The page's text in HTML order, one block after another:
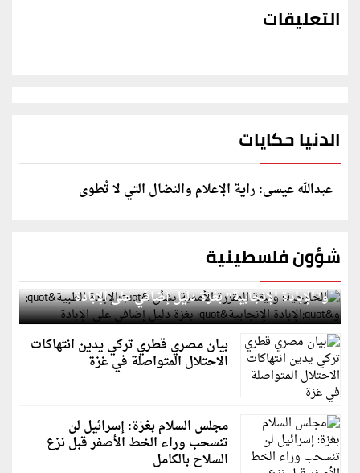
التعليقات
الدنيا حكايات
عبدالله عيسى: راية الإعلام والنضال التي لا تُطوى
شؤون فلسطينية
الخارجية: وثيقة المقررة الأممية بشأن "الإبادة الطبية"
و"الإبادة الإنجابية" بغزة دليل إضافي على الإبادة
بيان مصري قطري تركي يدين انتهاكات
الاحتلال المتواصلة في غزة
مجلس السلام بغزة: إسرائيل لن
تنسحب وراء الخط الأصفر قبل نزع
السلاح بالكامل